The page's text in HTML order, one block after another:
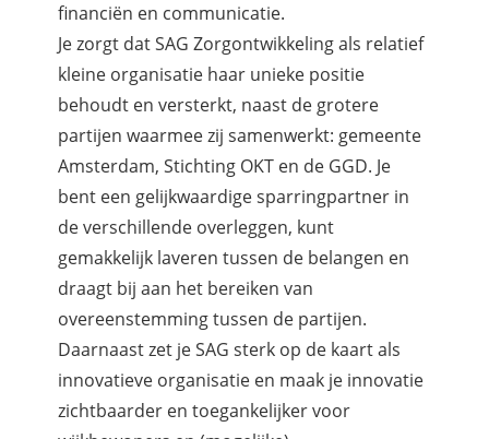
financiën en communicatie.
Je zorgt dat SAG Zorgontwikkeling als relatief
kleine organisatie haar unieke positie
behoudt en versterkt, naast de grotere
partijen waarmee zij samenwerkt: gemeente
Amsterdam, Stichting OKT en de GGD. Je
bent een gelijkwaardige sparringpartner in
de verschillende overleggen, kunt
gemakkelijk laveren tussen de belangen en
draagt bij aan het bereiken van
overeenstemming tussen de partijen.
Daarnaast zet je SAG sterk op de kaart als
innovatieve organisatie en maak je innovatie
zichtbaarder en toegankelijker voor